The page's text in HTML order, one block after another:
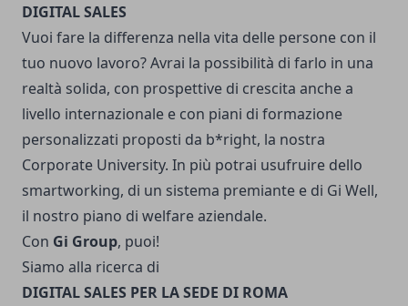
DIGITAL SALES
Vuoi fare la differenza nella vita delle persone con il
tuo nuovo lavoro? Avrai la possibilità di farlo in una
realtà solida, con prospettive di crescita anche a
livello internazionale e con piani di formazione
personalizzati proposti da b*right, la nostra
Corporate University. In più potrai usufruire dello
smartworking, di un sistema premiante e di Gi Well,
il nostro piano di welfare aziendale.
Con Gi Group, puoi!
Siamo alla ricerca di
DIGITAL SALES PER LA SEDE DI ROMA